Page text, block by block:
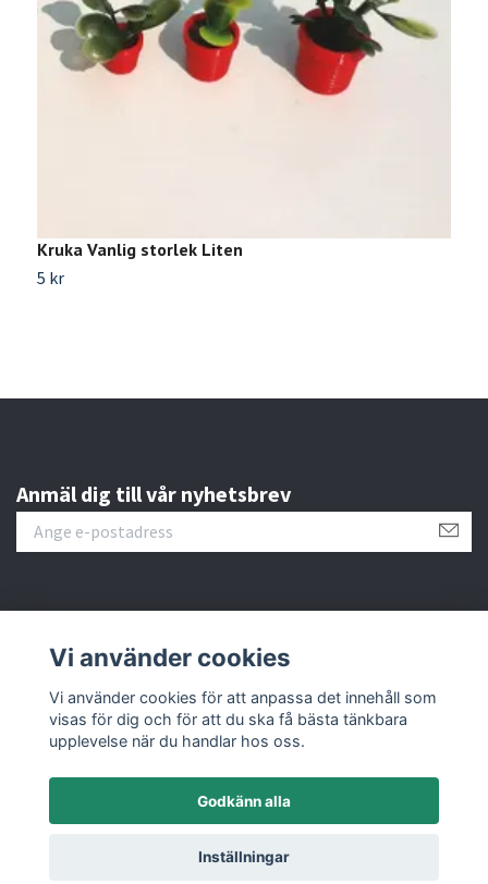
Kruka Vanlig storlek Liten
5 kr
Anmäl dig till vår nyhetsbrev
Sociala medier
© 2026 M&C Miniatures
Vi använder cookies
Vi använder cookies för att anpassa det innehåll som
visas för dig och för att du ska få bästa tänkbara
upplevelse när du handlar hos oss.
Godkänn alla
Inställningar